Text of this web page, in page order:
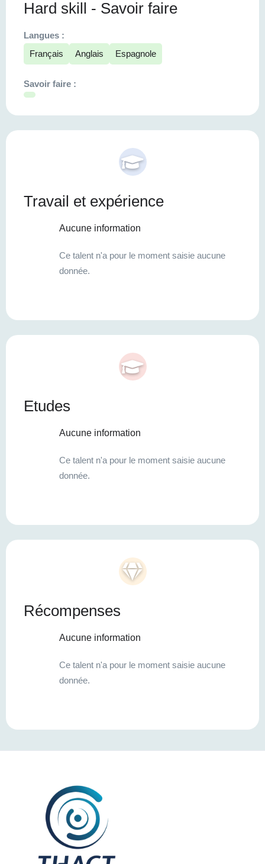
Hard skill - Savoir faire
Langues :
Français
Anglais Espagnole
Savoir faire :
Travail et expérience
Aucune information
Ce talent n'a pour le moment saisie aucune
donnée.
Etudes
Aucune information
Ce talent n'a pour le moment saisie aucune
donnée.
Récompenses
Aucune information
Ce talent n'a pour le moment saisie aucune
donnée.